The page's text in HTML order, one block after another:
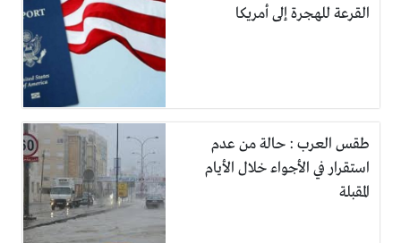
القرعة للهجرة إلى أمريكا
طقس العرب : حالة من عدم
استقرار في الأجواء خلال الأيام
المقبلة